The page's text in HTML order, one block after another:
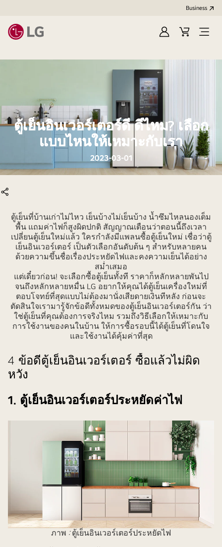
Business
Sign
Cart
Open
ตู้เย็นอินเวอร์เตอร์ดี ดีไหม? เลือก
แบบไหนให้เหมาะกับเรา
2023-03-01
แบ่งปัน
ตู้เย็นที่บ้านเก่าไม่ไหว เย็นบ้างไม่เย็นบ้าง น้ำซึมไหลนองเต็ม
พื้น แถมค่าไฟก็สูงผิดปกติ สัญญาณเตือนว่าตอนนี้ถึงเวลา
เปลี่ยนตู้เย็นใหม่แล้ว ใครกำลังมีแพลนซื้อตู้เย็นใหม่ เชื่อว่าตู้
เย็นอินเวอร์เตอร์ เป็นตัวเลือกอันดับต้น ๆ สำหรับหลายคน
ด้วยความขึ้นชื่อเรื่องประหยัดไฟและคงความเย็นได้อย่าง
สม่ำเสมอ
แต่เดี๋ยวก่อน! จะเลือกซื้อตู้เย็นทั้งที ราคาก็หลักหลายพันไป
จนถึงหลักหลายหมื่น LG อยากให้คุณได้ตู้เย็นเครื่องใหม่ที่
ตอบโจทย์ที่สุดแบบไม่ต้องมานั่งเสียดายเงินทีหลัง ก่อนจะ
ตัดสินใจเรามารู้จักข้อดีทั้งหมดของตู้เย็นอินเวอร์เตอร์กัน ว่า
ใช่ตู้เย็นที่คุณต้องการจริงไหม รวมถึงวิธีเลือกให้เหมาะกับ
การใช้งานของคนในบ้าน ให้การซื้อรอบนี้ได้ตู้เย็นที่โดนใจ
และใช้งานได้คุ้มค่าที่สุด
4 ข้อดีตู้เย็นอินเวอร์เตอร์ ซื้อแล้วไม่ผิด
หวัง
1. ตู้เย็นอินเวอร์เตอร์ประหยัดค่าไฟ
ภาพ :ตู้เย็นอินเวอร์เตอร์ประหยัดไฟ